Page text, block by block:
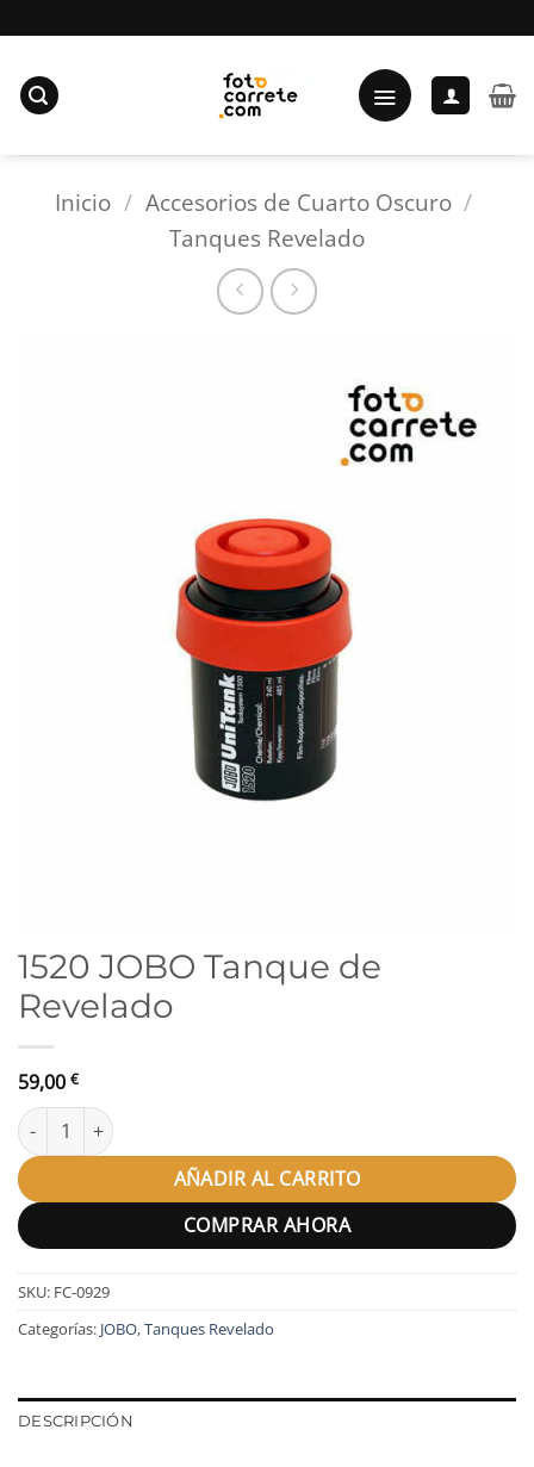
al
contenido
Inicio / Accesorios de Cuarto Oscuro /
Tanques Revelado
1520 JOBO Tanque de
Revelado
59,00 €
1520 JOBO Tanque de Revelado cantidad
AÑADIR AL CARRITO
COMPRAR AHORA
SKU: FC-0929
Categorías: JOBO,Tanques Revelado
DESCRIPCIÓN